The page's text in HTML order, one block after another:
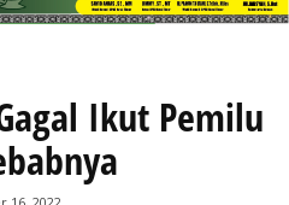
Ikut Pemilu